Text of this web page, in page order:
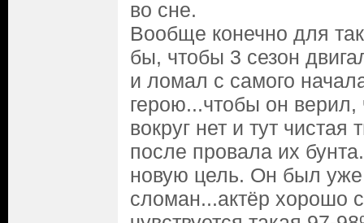
во сне.
Вообще конечно для
бы, чтобы 3 сезон
и ломал с самого
герою...чтобы он верил,
вокруг нет и тут чистая
после провала их
новую цель. Он был уже
сломан...актёр хорошо